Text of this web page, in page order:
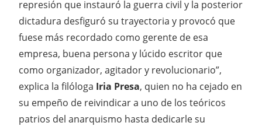
represión que instauró la guerra civil y la posterior
dictadura desfiguró su trayectoria y provocó que
fuese más recordado como gerente de esa
empresa, buena persona y lúcido escritor que
como organizador, agitador y revolucionario”,
explica la filóloga Iria Presa, quien no ha cejado en
su empeño de reivindicar a uno de los teóricos
patrios del anarquismo hasta dedicarle su